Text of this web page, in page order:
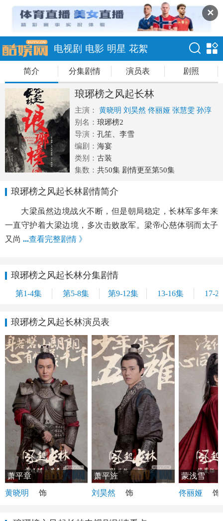
✕
电视剧 电影 明星 花絮
简介 分集剧情 演员表 剧照
琅琊榜之风起长林
主演： 黄晓明 刘昊然 佟丽娅 张慧雯 孙淳
别名： 琅琊榜2
导演： 孔笙、李雪
编剧： 海宴
类别： 古装
集数： 共50集 剧情更至第50集
琅琊榜之风起长林剧情简介
大梁虽然边境战火不断，但是朝局稳定，长林军多年来
一直守护着大梁边境，多次击败敌军。梁帝心慈体弱而太子
又尚 ...查看完整剧情 》
琅琊榜之风起长林分集剧情
第1-4集 第5-8集 第9-12集 13-16集 17-
琅琊榜之风起长林演员表
萧平章
黄晓明
饰
萧平旌
刘昊然
饰
蒙浅雪
佟丽娅
饰